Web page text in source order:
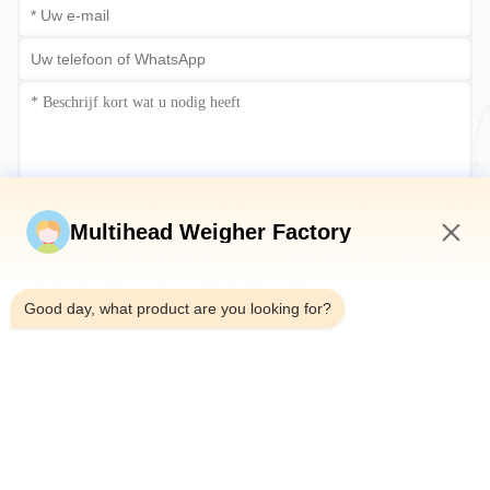
Stuur nu
Multihead Weigher Factory
Good day, what product are you looking for?